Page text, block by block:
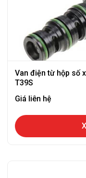
Van điện từ hộp số
T39S
Giá liên hệ